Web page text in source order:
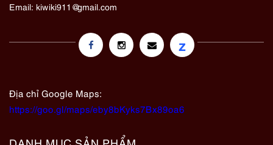
Email: kiwiki911@gmail.com
z
Địa chỉ Google Maps:
https://goo.gl/maps/eby8bKyks7Bx89oa6